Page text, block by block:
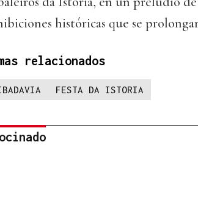
históricas que se
relacionados
FESTA DA ISTORIA